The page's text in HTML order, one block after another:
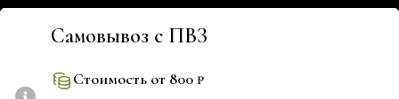
Самовывоз с ПВЗ
Стоимость от 800 ₽